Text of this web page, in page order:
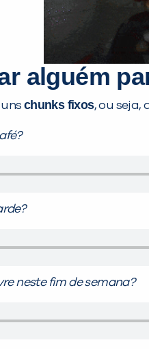
alguém
chunks fixos, ou seja,
neste fim de semana?